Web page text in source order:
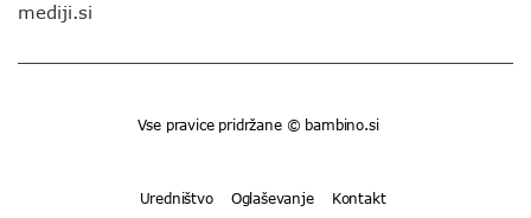
mediji.si
Vse pravice pridržane © bambino.si
Uredništvo Oglaševanje Kontakt